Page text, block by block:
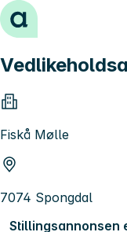
Hopp til innhold
Fiskå Mølle
7074 Spongdal
Stillingsannonsen